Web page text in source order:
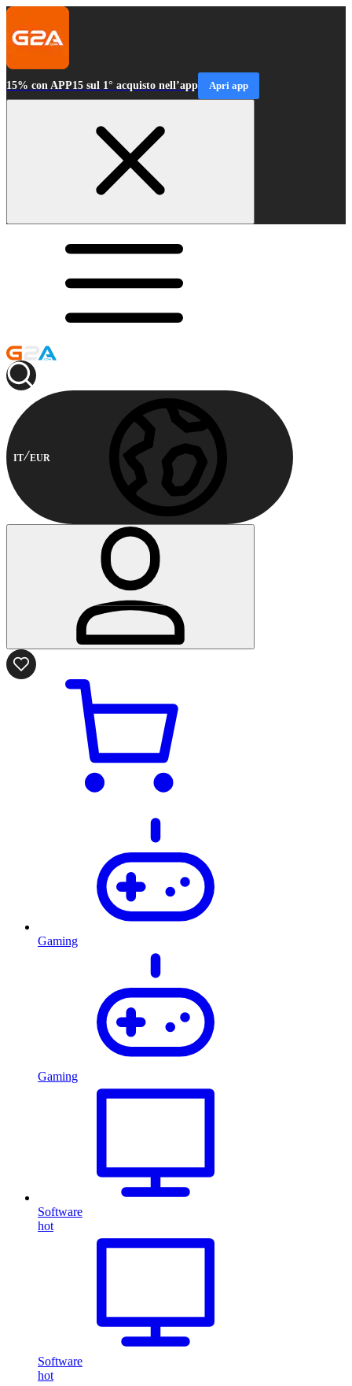
15% con APP15 sul 1° acquisto nell’app Apri app
IT EUR
Gaming
Gaming
Software
hot
Software
hot